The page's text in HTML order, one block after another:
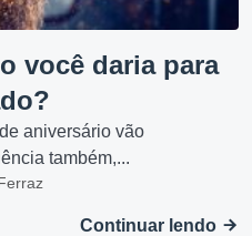
você daria para
aniversário vão
também,...
Continuar lendo